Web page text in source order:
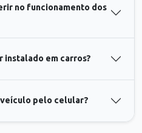
no funcionamento dos
instalado em carros?
pelo celular?